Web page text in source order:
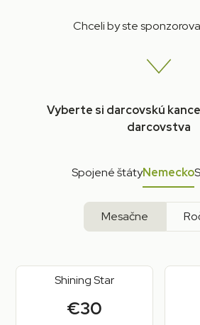
Chceli by ste
Vyberte si darcovskú
darcovstva
Spojené štátyNemecko
Mesačne
Shining Star
€30